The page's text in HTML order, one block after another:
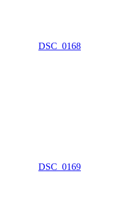
DSC_0168
DSC_0169